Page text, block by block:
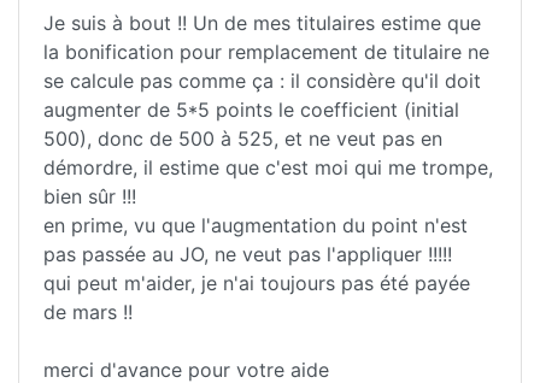
Je suis à bout !! Un de mes titulaires estime que
la bonification pour remplacement de titulaire ne
se calcule pas comme ça : il considère qu'il doit
augmenter de 5*5 points le coefficient (initial
500), donc de 500 à 525, et ne veut pas en
démordre, il estime que c'est moi qui me trompe,
bien sûr !!!
en prime, vu que l'augmentation du point n'est
pas passée au JO, ne veut pas l'appliquer !!!!!
qui peut m'aider, je n'ai toujours pas été payée
de mars !!
merci d'avance pour votre aide